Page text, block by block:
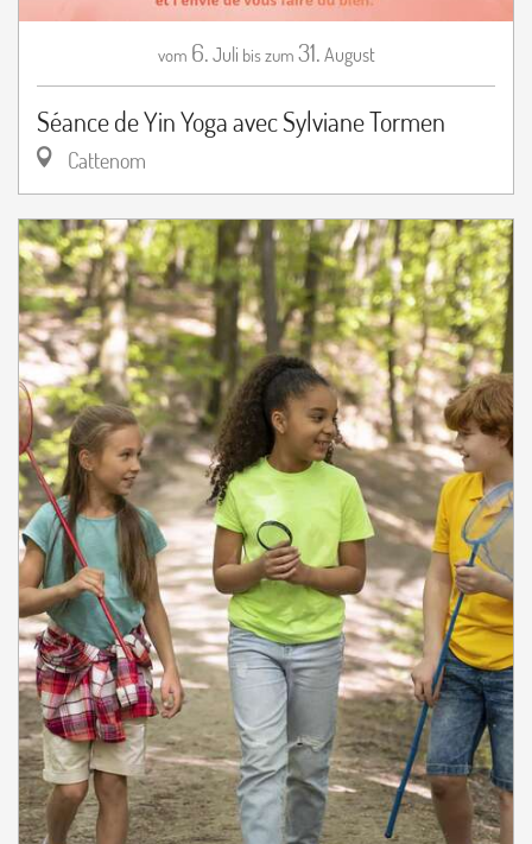
vom 6. Juli bis zum 31. August
Séance de Yin Yoga avec Sylviane Tormen
Cattenom